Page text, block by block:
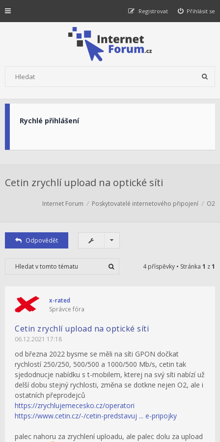
Přihlásit se
Registrovat
Rychlé přihlášení
Cetin zrychlí upload na optické síti
Internet Forum Poskytovatelé internetového připojení O2
Odpovědět
4 příspěvky • Stránka 1 z1
x-rated
Správce fóra
Cetin zrychlí upload na optické síti
06.12.2021 17:18
od března 2022 bysme se měli na síti GPON dočkat
rychlostí 250/250, 500/500 a 1000/500 Mb/s, cetin tak
sjedodnucje nabídku s t-mobilem, kterej na svý síti nabízí už
delší dobu stejný rychlosti, změna se dotkne nejen O2, ale i
ostatních přeprodejců
https://zrychlujemecesko.cz/operatori
https://www.cetin.cz/-/cetin-predstavuj ... e-pripojky
palec nahoru za zrychlení uploadu, ale palec dolu za upload